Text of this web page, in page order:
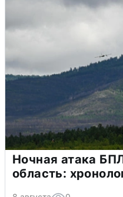
Ночная атака
область: